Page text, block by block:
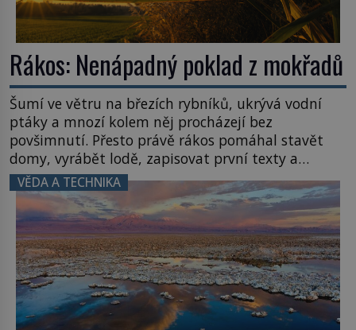
Rákos: Nenápadný poklad z mokřadů
Šumí ve větru na březích rybníků, ukrývá vodní
ptáky a mnozí kolem něj procházejí bez
povšimnutí. Přesto právě rákos pomáhal stavět
domy, vyrábět lodě, zapisovat první texty a
inspiroval řadu pověstí. Tato skromná, ale
užitečná rostlina provází člověka už tisíce let.
Většina lidí vnímá rákos jen jako obyčejnou kulisu
letního koupání. Stačí se však podívat […]
VĚDA A TECHNIKA